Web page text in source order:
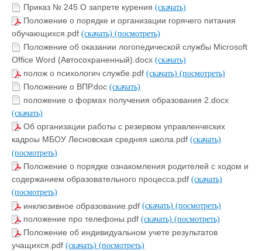
Приказ № 245 О запрете курения (скачать)
Положение о порядке и организации горячего питания
обучающихся.pdf (скачать) (посмотреть)
Положение об оказании логопедической службы Microsoft
Office Word (Автосохраненный).docx (скачать)
полож о психологич службе.pdf (скачать) (посмотреть)
Положение о ВПР.doc (скачать)
положение о формах получения образования 2.docx
(скачать)
Об организации работы с резервом управленческих
кадроы МБОУ Лесновская средняя школа.pdf (скачать)
(посмотреть)
Положение о порядке ознакомления родителей с ходом и
содержанием образовательного процесса.pdf (скачать)
(посмотреть)
инклюзивное образование.pdf (скачать) (посмотреть)
положение про телефоны.pdf (скачать) (посмотреть)
Положение об индивидуальном учете результатов
учащихся.pdf (скачать) (посмотреть)